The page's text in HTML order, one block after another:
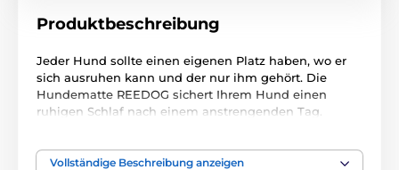
Produktbeschreibung
Jeder Hund sollte einen eigenen Platz haben, wo er
sich ausruhen kann und der nur ihm gehört. Die
Hundematte REEDOG sichert Ihrem Hund einen
ruhigen Schlaf nach einem anstrengenden Tag.
Vollständige Beschreibung anzeigen